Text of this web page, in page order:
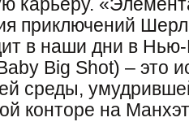
приключений
в наши дни в
Big Shot) – это
среды,
конторе на